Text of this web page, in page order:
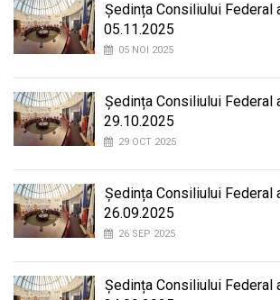
Ședința Consiliului Federal
05.11.2025
05 NOI 2025
Ședința Consiliului Federal
29.10.2025
29 OCT 2025
Ședința Consiliului Federal
26.09.2025
26 SEP 2025
Ședința Consiliului Federal